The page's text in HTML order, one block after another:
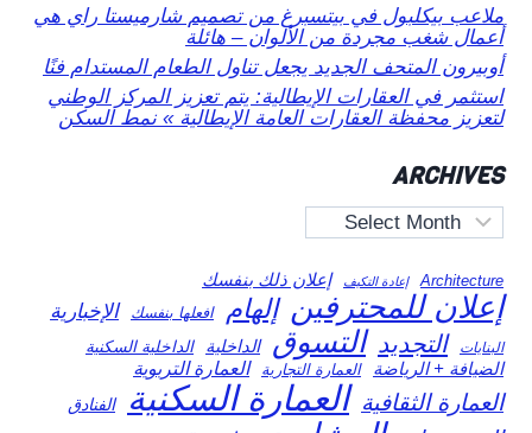
ملاعب بيكلبول في بيتسبرغ من تصميم شارميستا راي هي
أعمال شغب مجردة من الألوان – هائلة
أوبيرون المتحف الجديد يجعل تناول الطعام المستدام فنًا
استثمر في العقارات الإيطالية: يتم تعزيز المركز الوطني
لتعزيز محفظة العقارات العامة الإيطالية » نمط السكن
ARCHIVES
Archives
Architecture إعادة التكيف إعلان ذلك بنفسك
إعلان للمحترفين إلهام افعلها بنفسك الإخبارية
البنايات التجديد التسوق الداخلية الداخلية السكنية
الضيافة + الرياضة العمارة التجارية العمارة التربوية
العمارة الثقافية العمارة السكنية الفنادق